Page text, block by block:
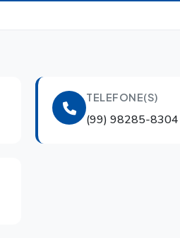
TELEFONE(S)
(99) 98285-8304